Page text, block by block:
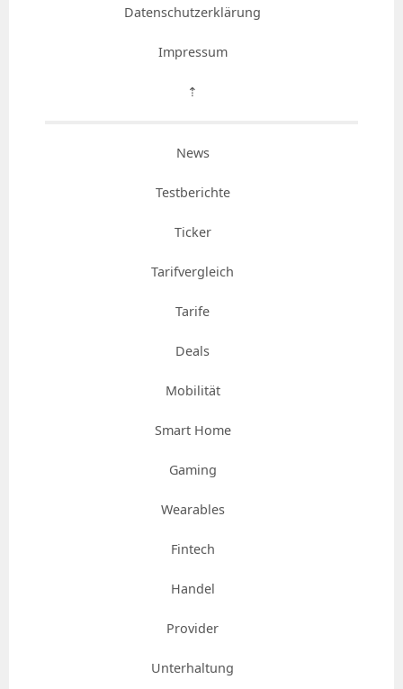
Datenschutzerklärung
Impressum
⇡
News
Testberichte
Ticker
Tarifvergleich
Tarife
Deals
Mobilität
Smart Home
Gaming
Wearables
Fintech
Handel
Provider
Unterhaltung